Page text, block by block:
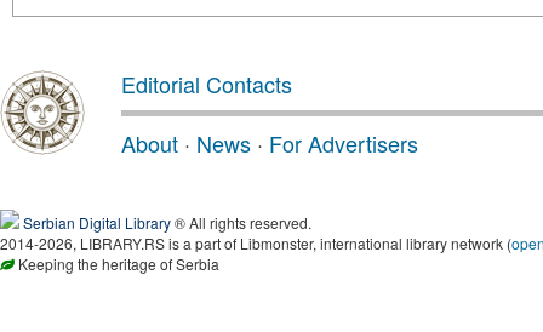
Editorial Contacts
About · News · For Advertisers
Serbian Digital Library® All rights reserved.
2014-2026, LIBRARY.RS is a part of Libmonster, international library network (
Keeping the heritage of Serbia